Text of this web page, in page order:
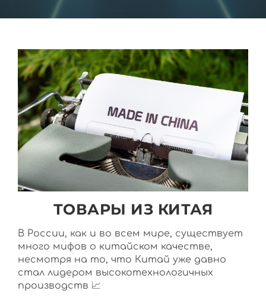
ТОВАРЫ ИЗ КИТАЯ
В России, как и во всем мире, существует
много мифов о китайском качестве,
несмотря на то, что Китай уже давно
стал лидером высокотехнологичных
производств 📈